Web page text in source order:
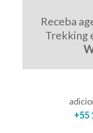
Receba
Trekking
+55